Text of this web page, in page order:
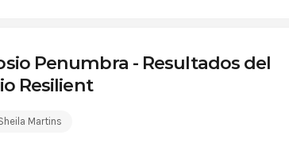
Penumbra - Resultados del
Resilient
Martins